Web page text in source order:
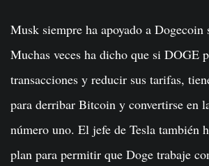
Musk siempre ha apoyado a Dogecoin
Muchas veces ha dicho que si DOGE
transacciones y reducir sus tarifas,
para derribar Bitcoin y convertirse en
número uno. El jefe de Tesla también
plan para permitir que Doge trabaje